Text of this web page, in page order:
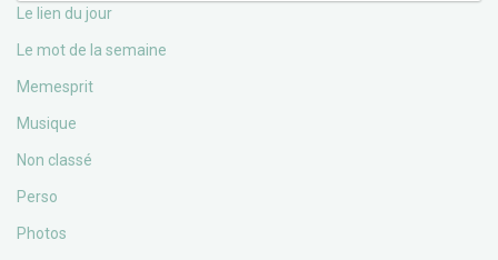
Le lien du jour
Le mot de la semaine
Memesprit
Musique
Non classé
Perso
Photos